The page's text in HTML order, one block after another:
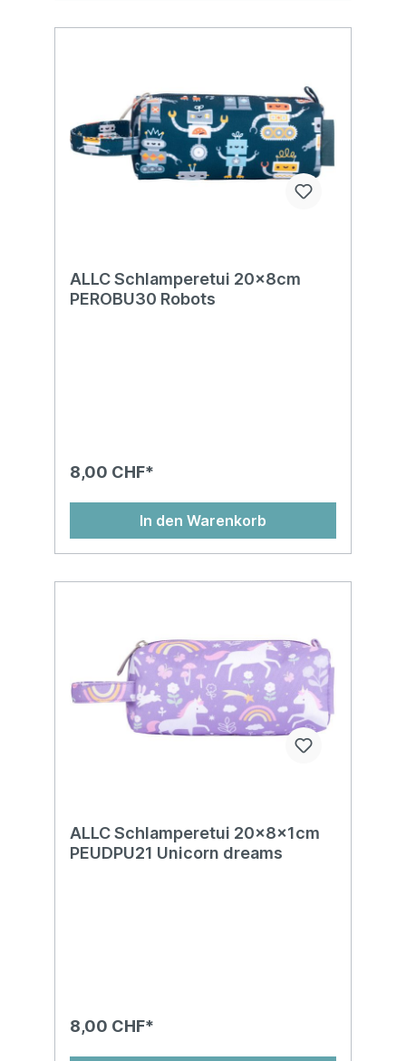
ALLC Schlamperetui 20x8cm
PEROBU30 Robots
8,00 CHF*
In den Warenkorb
ALLC Schlamperetui 20x8x1cm
PEUDPU21 Unicorn dreams
8,00 CHF*